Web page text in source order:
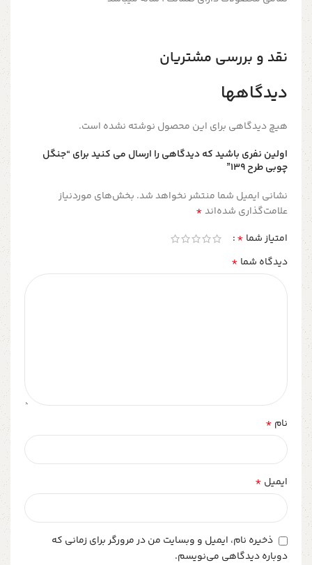
نقد و بررسی مشتریان
دیدگاهها
هیچ دیدگاهی برای این محصول نوشته نشده است.
اولین نفری باشید که دیدگاهی را ارسال می کنید برای “جنگل
چوبی طرح 139”
نشانی ایمیل شما منتشر نخواهد شد. بخش‌های موردنیاز
علامت‌گذاری شده‌اند*
امتیاز شما *
دیدگاه شما *
نام *
ایمیل *
ذخیره نام، ایمیل و وبسایت من در مرورگر برای زمانی که
دوباره دیدگاهی می‌نویسم.